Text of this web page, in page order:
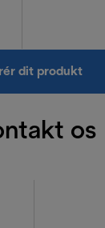
dit produkt
os